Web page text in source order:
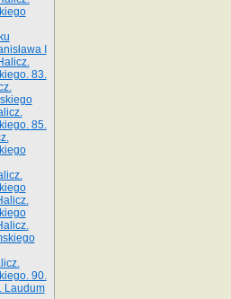
I
83.
85.
90.
Laudum